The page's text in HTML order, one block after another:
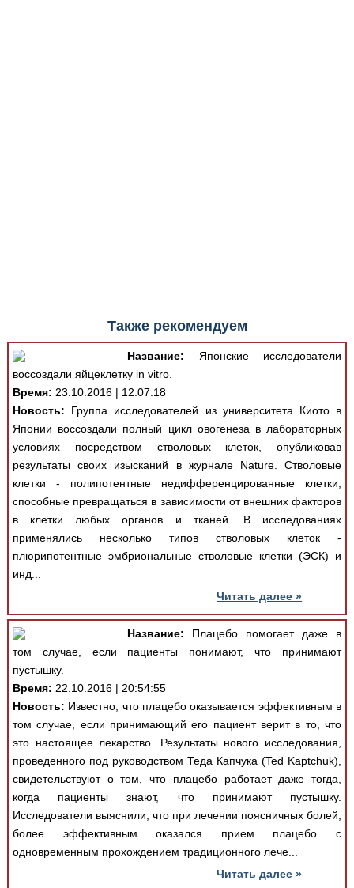
Также рекомендуем
Название: Японские исследователи
воссоздали яйцеклетку in vitro.
Время: 23.10.2016 | 12:07:18
Новость: Группа исследователей из университета Киото в
Японии воссоздали полный цикл овогенеза в лабораторных
условиях посредством стволовых клеток, опубликовав
результаты своих изысканий в журнале Nature. Стволовые
клетки - полипотентные недифференцированные клетки,
способные превращаться в зависимости от внешних факторов
в клетки любых органов и тканей. В исследованиях
применялись несколько типов стволовых клеток -
плюрипотентные эмбриональные стволовые клетки (ЭСК) и
инд...
Читать далее »
Название: Плацебо помогает даже в
том случае, если пациенты понимают, что принимают
пустышку.
Время: 22.10.2016 | 20:54:55
Новость: Известно, что плацебо оказывается эффективным в
том случае, если принимающий его пациент верит в то, что
это настоящее лекарство. Результаты нового исследования,
проведенного под руководством Теда Капчука (Ted Kaptchuk),
свидетельствуют о том, что плацебо работает даже тогда,
когда пациенты знают, что принимают пустышку.
Исследователи выяснили, что при лечении поясничных болей,
более эффективным оказался прием плацебо с
одновременным прохождением традиционного лече...
Читать далее »